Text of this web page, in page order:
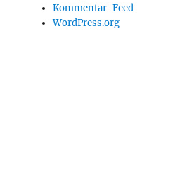
Kommentar-Feed
WordPress.org